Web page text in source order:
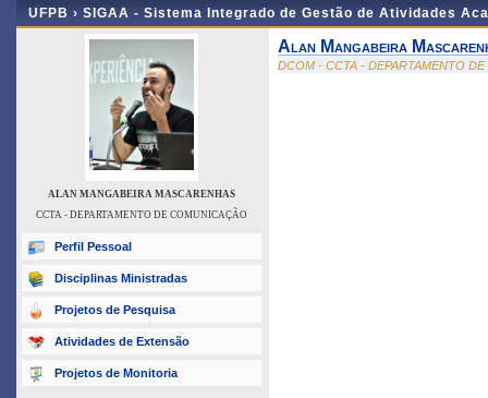
UFPB › SIGAA - Sistema Integrado de Gestão de Atividades
ALAN MANGABEIRA MASCARENHAS
CCTA - DEPARTAMENTO DE COMUNICAÇÃO
Perfil Pessoal
Disciplinas Ministradas
Projetos de Pesquisa
Atividades de Extensão
Projetos de Monitoria
Alan Mangabeira
DCOM - CCTA - DEPARTAMENTO